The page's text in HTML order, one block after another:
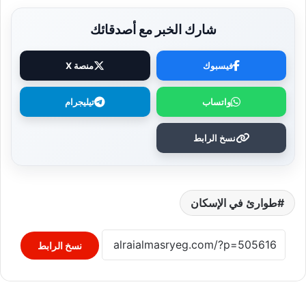
شارك الخبر مع أصدقائك
فيسبوك منصة X
واتساب تيليجرام
نسخ الرابط
طوارئ في الإسكان
نسخ الرابط